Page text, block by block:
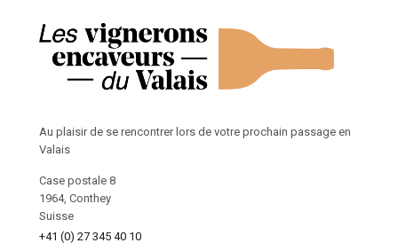
Au plaisir de se rencontrer lors de votre prochain passage en
Valais
Case postale 8
1964, Conthey
Suisse
+41 (0) 27 345 40 10